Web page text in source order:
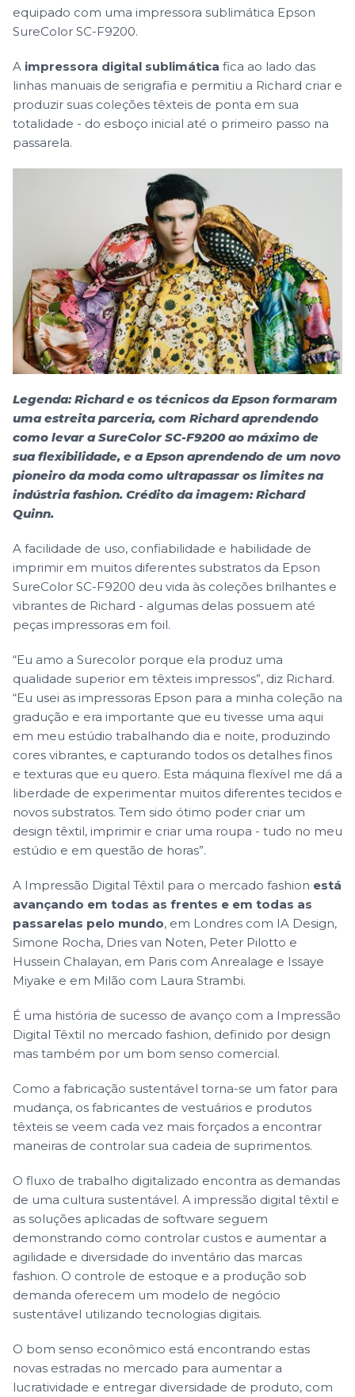
equipado com uma impressora sublimática Epson
SureColor SC-F9200.
A impressora digital sublimática fica ao lado das
linhas manuais de serigrafia e permitiu a Richard criar e
produzir suas coleções têxteis de ponta em sua
totalidade - do esboço inicial até o primeiro passo na
passarela.
Legenda: Richard e os técnicos da Epson formaram
uma estreita parceria, com Richard aprendendo
como levar a SureColor SC-F9200 ao máximo de
sua flexibilidade, e a Epson aprendendo de um novo
pioneiro da moda como ultrapassar os limites na
indústria fashion. Crédito da imagem: Richard
Quinn.
A facilidade de uso, confiabilidade e habilidade de
imprimir em muitos diferentes substratos da Epson
SureColor SC-F9200 deu vida às coleções brilhantes e
vibrantes de Richard - algumas delas possuem até
peças impressoras em foil.
“Eu amo a Surecolor porque ela produz uma
qualidade superior em têxteis impressos”, diz Richard.
“Eu usei as impressoras Epson para a minha coleção na
gradução e era importante que eu tivesse uma aqui
em meu estúdio trabalhando dia e noite, produzindo
cores vibrantes, e capturando todos os detalhes finos
e texturas que eu quero. Esta máquina flexível me dá a
liberdade de experimentar muitos diferentes tecidos e
novos substratos. Tem sido ótimo poder criar um
design têxtil, imprimir e criar uma roupa - tudo no meu
estúdio e em questão de horas”.
A Impressão Digital Têxtil para o mercado fashion está
avançando em todas as frentes e em todas as
passarelas pelo mundo, em Londres com IA Design,
Simone Rocha, Dries van Noten, Peter Pilotto e
Hussein Chalayan, em Paris com Anrealage e Issaye
Miyake e em Milão com Laura Strambi.
É uma história de sucesso de avanço com a Impressão
Digital Têxtil no mercado fashion, definido por design
mas também por um bom senso comercial.
Como a fabricação sustentável torna-se um fator para
mudança, os fabricantes de vestuários e produtos
têxteis se veem cada vez mais forçados a encontrar
maneiras de controlar sua cadeia de suprimentos.
O fluxo de trabalho digitalizado encontra as demandas
de uma cultura sustentável. A impressão digital têxtil e
as soluções aplicadas de software seguem
demonstrando como controlar custos e aumentar a
agilidade e diversidade do inventário das marcas
fashion. O controle de estoque e a produção sob
demanda oferecem um modelo de negócio
sustentável utilizando tecnologias digitais.
O bom senso econômico está encontrando estas
novas estradas no mercado para aumentar a
lucratividade e entregar diversidade de produto, com